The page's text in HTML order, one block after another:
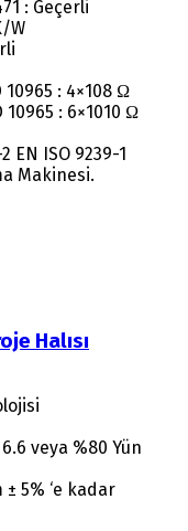
: Geçerli
W
10965 : 4×108 Ω
10965 : 6×1010 Ω
EN ISO 9239-1
Makinesi.
Halısı
veya %80 Yün
5% ‘e kadar